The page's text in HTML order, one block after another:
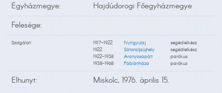
Egyházmegye:
Hajdúdorogi Főegyházmegye
Felesége:
Szolgálat: 1917-1922 Nyírgyulaj
segédlelkész
1922
Sátoraljaújhely
segédlelkész
1922-1938
Aranyosapáti
parókus
1938-1968
Fábiánháza parókus
Elhunyt: Miskolc, 1976. április 15.